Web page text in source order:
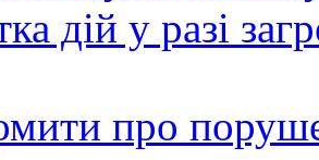
дій у разі
про